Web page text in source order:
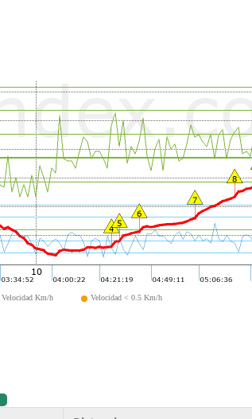
Velocidad Km/h Velocidad < 0.5 Km/h